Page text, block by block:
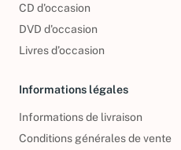
CD d'occasion
DVD d'occasion
Livres d’occasion
Informations légales
Informations de livraison
Conditions générales de vente